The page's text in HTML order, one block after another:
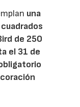
una
de 250
el 31 de